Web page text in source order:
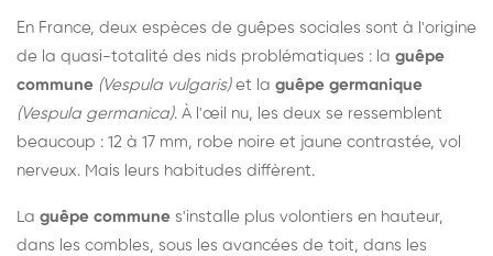
En France, deux espèces de guêpes sociales sont à l'origine
de la quasi-totalité des nids problématiques : la guêpe
commune (Vespula vulgaris)et la guêpe germanique
(Vespula germanica). À l'œil nu, les deux se ressemblent
beaucoup : 12 à 17 mm, robe noire et jaune contrastée, vol
nerveux. Mais leurs habitudes diffèrent.
La guêpe commune s'installe plus volontiers en hauteur,
dans les combles, sous les avancées de toit, dans les